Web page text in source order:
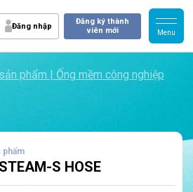
Đăng nhập
Đăng ký thành
viên mới
phẩm | Ống mềm công nghiệp
phẩm
S HOSE